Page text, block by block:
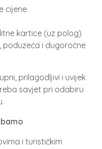
cijene
kartice (uz polog)
poduzeća i dugoročne
prilagodljivi i uvijek
savjet pri odabiru
i turističkim